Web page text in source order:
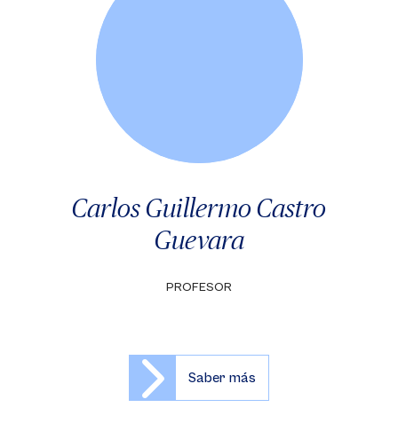
Carlos Guillermo Castro
Guevara
PROFESOR
Saber más